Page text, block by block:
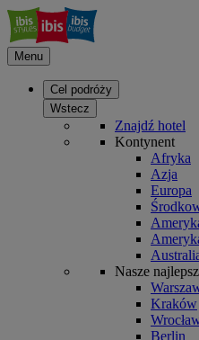
Menu
Cel podróży
Wstecz
Znajdź hotel
Kontynent
Afryka
Azja
Europa
Nasze
Kraków
Berlin